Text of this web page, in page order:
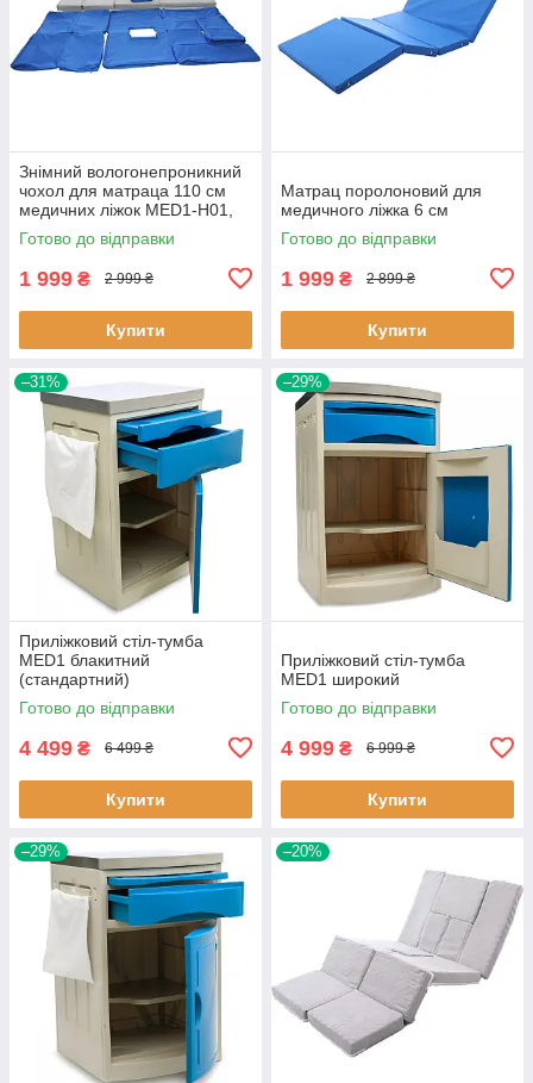
Знімний вологонепроникний
чохол для матраца 110 см
медичних ліжок MED1-Н01,
MED1-Н03 (8 см)
Готово до відправки
1 999 ₴ 2 999 ₴
Купити
Матрац поролоновий для
медичного ліжка 6 см
Готово до відправки
1 999 ₴ 2 899 ₴
Купити
–31%
Приліжковий стіл-тумба
MED1 блакитний
(стандартний)
Готово до відправки
4 499 ₴ 6 499 ₴
Купити
–29%
Приліжковий стіл-тумба
MED1 широкий
Готово до відправки
4 999 ₴ 6 999 ₴
Купити
–29% –20%